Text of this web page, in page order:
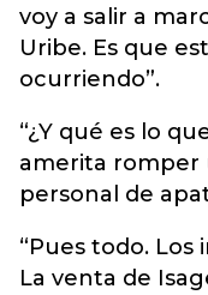
voy a salir a
Uribe. Es que
ocurriendo”.
“¿Y qué es lo
amerita romper
personal de
“Pues todo. Los
La venta de